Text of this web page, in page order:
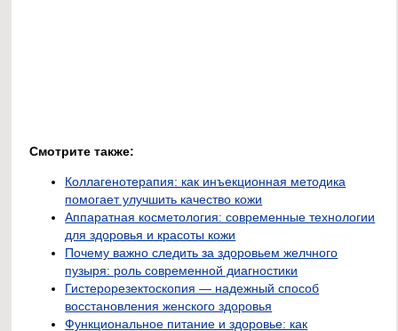
Смотрите также:
Коллагенотерапия: как инъекционная методика
помогает улучшить качество кожи
Аппаратная косметология: современные технологии
для здоровья и красоты кожи
Почему важно следить за здоровьем желчного
пузыря: роль современной диагностики
Гистерорезектоскопия — надежный способ
восстановления женского здоровья
Функциональное питание и здоровье: как